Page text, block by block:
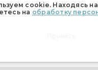
cookie. Находясь
на обработку
и опечаткам.
проявлениях, но
ролевых играх